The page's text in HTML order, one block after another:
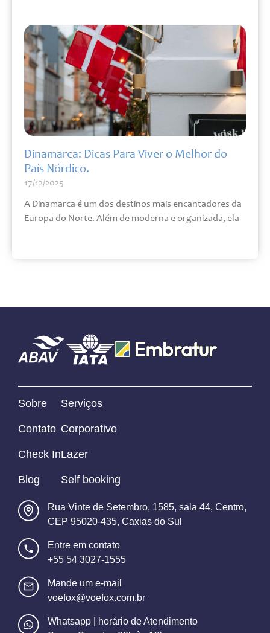
Dinamarca: Dicas Para Viver o Melhor do
País Nórdico.
17/12/2025
A Dinamarca é um dos destinos mais encantadores da
Europa do Norte. Além de moderna e organizada, ela
Sobre
Contato
Check In
Blog
Serviços
Corporativo
Lazer
Self booking
Rua Vinte de Setembro, 1585, sala 44, Centro,
CEP 95020-435, Caxias do Sul
Entre em contato
+55 54 3027-1555
Mande um e-mail
voefox@voefox.com.br
Whatsapp | horário de Atendimento